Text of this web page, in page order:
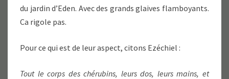
du jardin d’Eden. Avec des grands glaives flamboyants.
Ca rigole pas.
Pour ce qui est de leur aspect, citons Ezéchiel :
Tout le corps des chérubins, leurs dos, leurs mains, et